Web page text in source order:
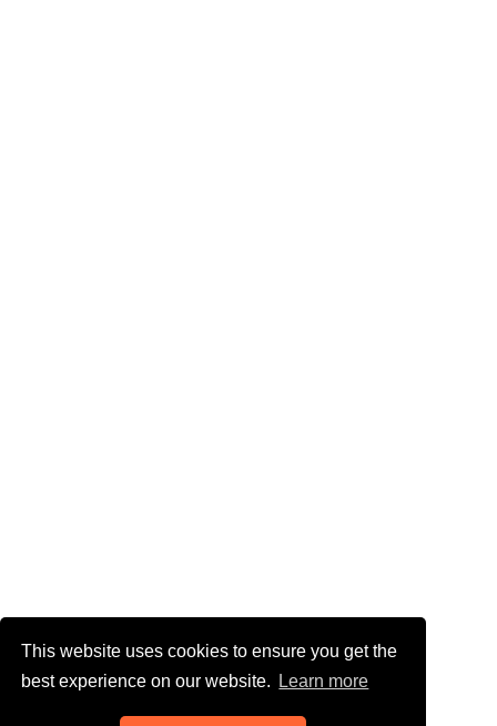
This website uses cookies to ensure you get the
best experience on our website.
Learn more